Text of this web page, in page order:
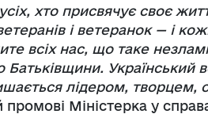
хто присвячує своє
і ветеранок — і
всіх нас, що таке
Український
лідером, творцем,
промові Міністерка у